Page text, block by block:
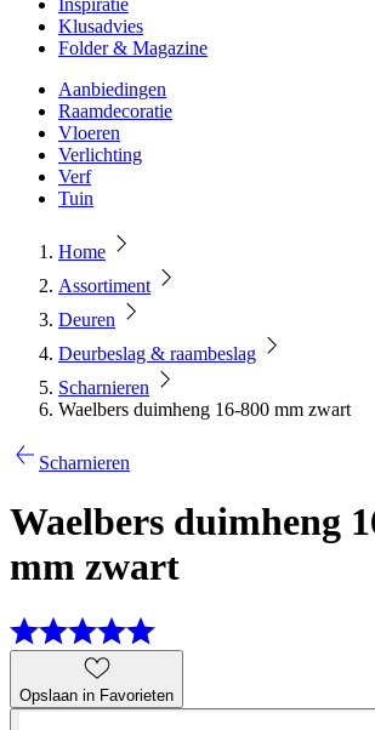
Inspiratie
Klusadvies
Folder & Magazine
Aanbiedingen
Raamdecoratie
Vloeren
Verlichting
Verf
Tuin
Home
Assortiment
Deuren
Deurbeslag & raambeslag
Scharnieren
Waelbers duimheng 16-800 mm zwart
Scharnieren
Waelbers duimheng
mm zwart
Opslaan in Favorieten